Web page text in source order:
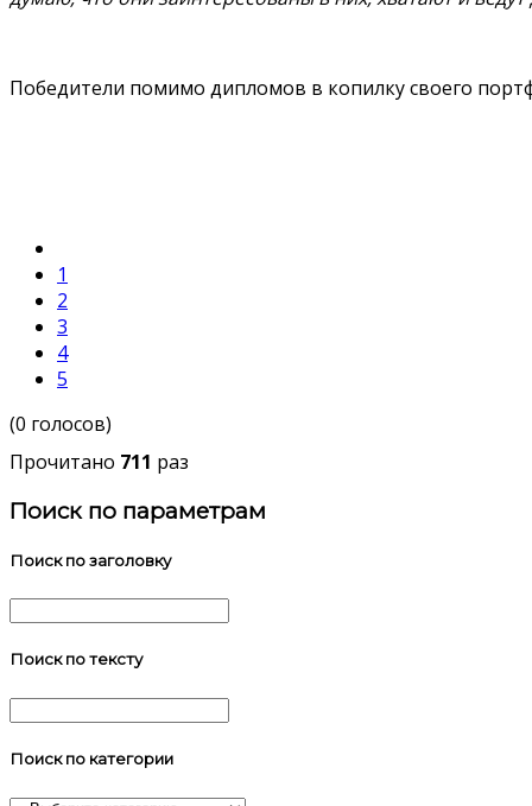
Победители помимо дипломов в копилку своего
1
2
3
4
5
(0 голосов)
Прочитано 711 раз
Поиск по параметрам
Поиск по заголовку
Поиск по тексту
Поиск по категории